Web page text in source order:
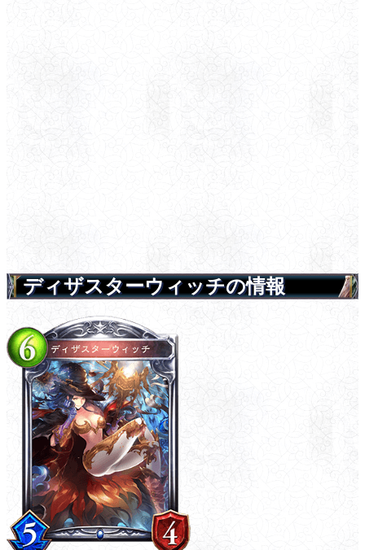
ディザスターウィッチの情報